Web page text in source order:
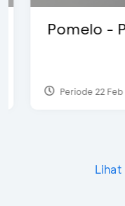
Pomelo -
Periode 22 Feb
Lihat